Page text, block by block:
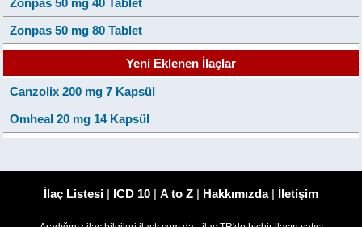
Zonpas 50 mg 40 Tablet
Zonpas 50 mg 80 Tablet
Yeni Eklenen İlaçlar
Canzolix 200 mg 7 Kapsül
Omheal 20 mg 14 Kapsül
İlaç Listesi | ICD 10 | A to Z | Hakkımızda| İletişim